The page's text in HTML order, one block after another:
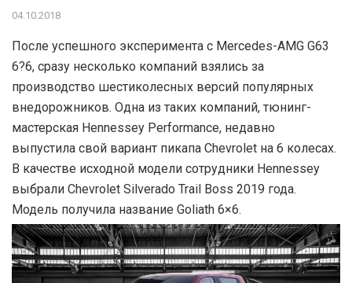
04.10.2018
После успешного эксперимента с Mercedes-AMG G63
6?6, сразу несколько компаний взялись за
производство шестиколесных версий популярных
внедорожников. Одна из таких компаний, тюнинг-
мастерская Hennessey Performance, недавно
выпустила свой вариант пикапа Chevrolet на 6 колесах.
В качестве исходной модели сотрудники Hennessey
выбрали Chevrolet Silverado Trail Boss 2019 года.
Модель получила название Goliath 6×6.